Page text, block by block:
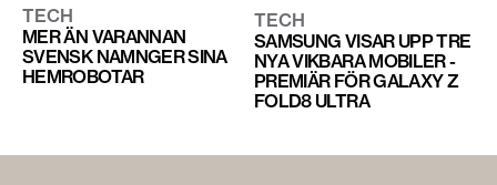
TECH
MER ÄN VARANNAN
SVENSK NAMNGER SINA
HEMROBOTAR
TECH
SAMSUNG VISAR UPP TRE
NYA VIKBARA MOBILER -
PREMIÄR FÖR GALAXY Z
FOLD8 ULTRA